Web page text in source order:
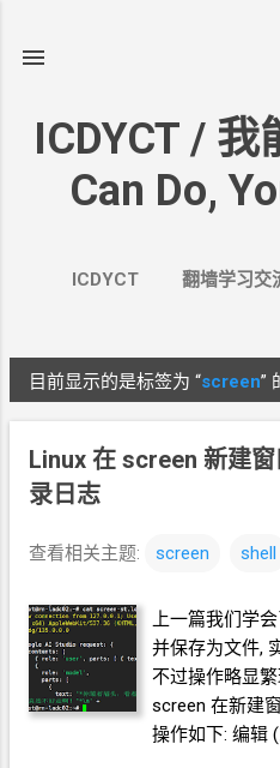
ICDYCT /
Can Do,
ICDYCT 翻墙学习交
博
目前显示的是标签为 “screen”
Linux 在 screen 新建
录日志
查看相关主题: screen shell
上一篇我们学
并保存为文件,
不过操作略显
screen 在新建
操作如下: 编辑